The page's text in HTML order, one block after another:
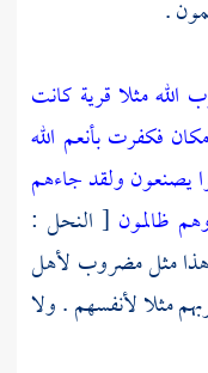
.
مثلا قرية كانت
فكفرت بأنعم الله
يصنعون ولقد جاءهم
ظالمون [ النحل :
مثل مضروب لأهل
مثلا لأنفسهم . ولا